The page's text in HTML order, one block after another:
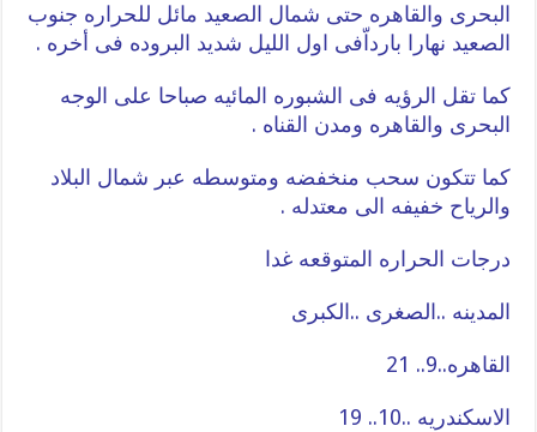
البحرى والقاهره حتى شمال الصعيد مائل للحراره جنوب
الصعيد نهارا بارداّفى اول الليل شديد البروده فى أخره .
كما تقل الرؤيه فى الشبوره المائيه صباحا على الوجه
البحرى والقاهره ومدن القناه .
كما تتكون سحب منخفضه ومتوسطه عبر شمال البلاد
والرياح خفيفه الى معتدله .
درجات الحراره المتوقعه غدا
المدينه ..الصغرى ..الكبرى
القاهره..9.. 21
الاسكندريه ..10.. 19